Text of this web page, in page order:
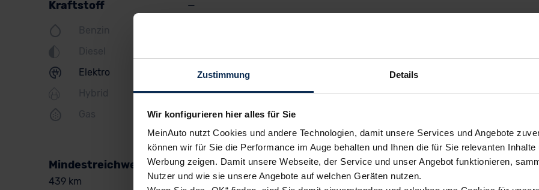
Zustimmung Details
Wir konfigurieren hier alles für Sie
MeinAuto nutzt Cookies und andere Technologien, damit unsere Services und Angebote
können wir für Sie die Performance im Auge behalten und Ihnen die für Sie relevanten
Werbung zeigen. Damit unsere Webseite, der Service und unser Angebot funktionieren,
Nutzer und wie sie unsere Angebote auf welchen Geräten nutzen.
Lexus
MINI
Mazda
Mercedes
Mitsubishi
Peugeot
Kraftstoff
Benzin
Diesel
Elektro
Hybrid
Gas
Mindestreichweite
439 km